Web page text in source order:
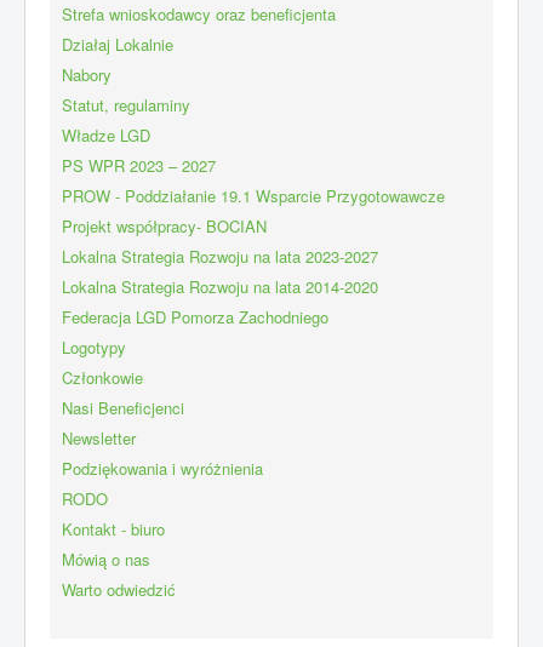
Strefa wnioskodawcy oraz beneficjenta
Działaj Lokalnie
Nabory
Statut, regulaminy
Władze LGD
PS WPR 2023 – 2027
PROW - Poddziałanie 19.1 Wsparcie Przygotowawcze
Projekt współpracy- BOCIAN
Lokalna Strategia Rozwoju na lata 2023-2027
Lokalna Strategia Rozwoju na lata 2014-2020
Federacja LGD Pomorza Zachodniego
Logotypy
Członkowie
Nasi Beneficjenci
Newsletter
Podziękowania i wyróżnienia
RODO
Kontakt - biuro
Mówią o nas
Warto odwiedzić